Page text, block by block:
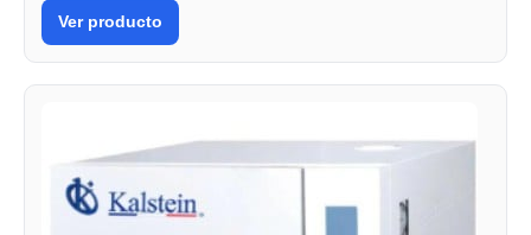
Ver producto